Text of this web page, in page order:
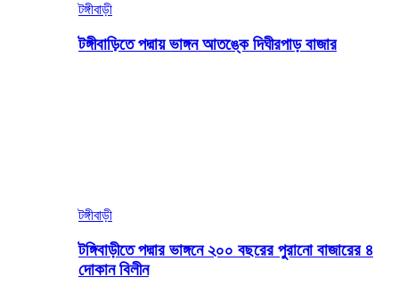
টঙ্গীবাড়ী
টঙ্গীবাড়িতে পদ্মায় ভাঙ্গন আতঙ্কে দিঘীরপাড় বাজার
টঙ্গীবাড়ী
টঙ্গিবাড়ীতে পদ্মার ভাঙ্গনে ২০০ বছরের পুরানো বাজারের ৪
দোকান বিলীন